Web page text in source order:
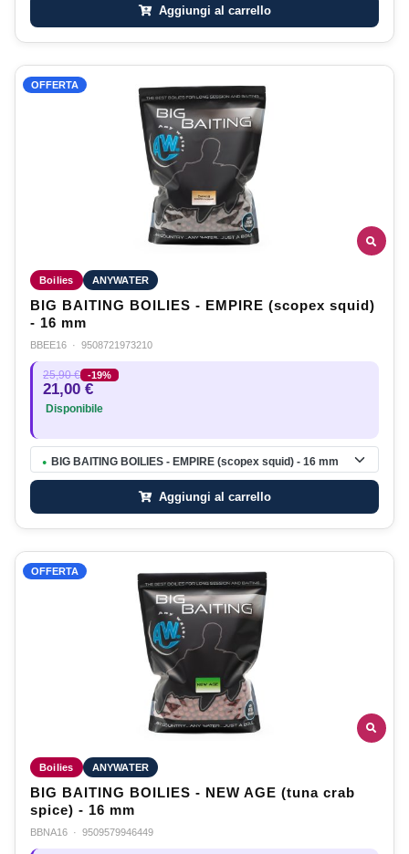
Aggiungi al carrello
OFFERTA
Boilies ANYWATER
BIG BAITING BOILIES - EMPIRE (scopex squid)
- 16 mm
BBEE16 · 9508721973210
25,90 € -19%
21,00 €
Disponibile
● BIG BAITING BOILIES - EMPIRE (scopex squid) - 16 mm
Aggiungi al carrello
OFFERTA
Boilies ANYWATER
BIG BAITING BOILIES - NEW AGE (tuna crab
spice) - 16 mm
BBNA16 · 9509579946449